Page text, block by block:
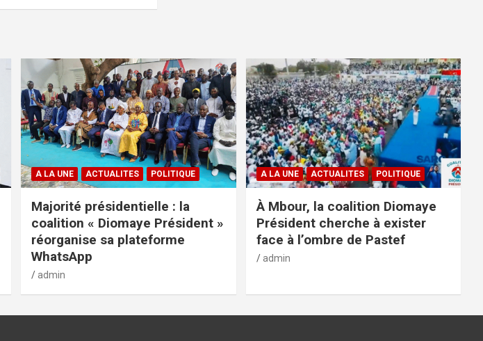
A LA UNE ACTUALITES POLITIQUE
Majorité présidentielle : la
coalition « Diomaye Président »
réorganise sa plateforme
WhatsApp
admin
A LA UNE ACTUALITES POLITIQUE
À Mbour, la coalition Diomaye
Président cherche à exister
face à l’ombre de Pastef
admin